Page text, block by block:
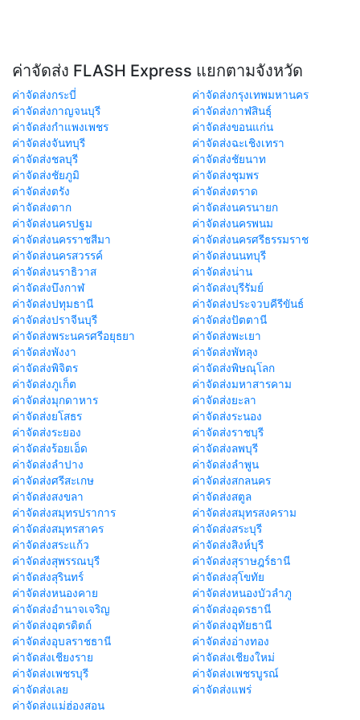
ค่าจัดส่ง FLASH Express แยกตามจังหวัด
ค่าจัดส่งกระบี่
ค่าจัดส่งกรุงเทพมหานคร
ค่าจัดส่งกาญจนบุรี
ค่าจัดส่งกาฬสินธุ์
ค่าจัดส่งกำแพงเพชร
ค่าจัดส่งขอนแก่น
ค่าจัดส่งจันทบุรี
ค่าจัดส่งฉะเชิงเทรา
ค่าจัดส่งชลบุรี
ค่าจัดส่งชัยนาท
ค่าจัดส่งชัยภูมิ
ค่าจัดส่งชุมพร
ค่าจัดส่งตรัง
ค่าจัดส่งตราด
ค่าจัดส่งตาก
ค่าจัดส่งนครนายก
ค่าจัดส่งนครปฐม
ค่าจัดส่งนครพนม
ค่าจัดส่งนครราชสีมา
ค่าจัดส่งนครศรีธรรมราช
ค่าจัดส่งนครสวรรค์
ค่าจัดส่งนนทบุรี
ค่าจัดส่งนราธิวาส
ค่าจัดส่งน่าน
ค่าจัดส่งบึงกาฬ
ค่าจัดส่งบุรีรัมย์
ค่าจัดส่งปทุมธานี
ค่าจัดส่งประจวบคีรีขันธ์
ค่าจัดส่งปราจีนบุรี
ค่าจัดส่งปัตตานี
ค่าจัดส่งพระนครศรีอยุธยา
ค่าจัดส่งพะเยา
ค่าจัดส่งพังงา
ค่าจัดส่งพัทลุง
ค่าจัดส่งพิจิตร
ค่าจัดส่งพิษณุโลก
ค่าจัดส่งภูเก็ต
ค่าจัดส่งมหาสารคาม
ค่าจัดส่งมุกดาหาร
ค่าจัดส่งยะลา
ค่าจัดส่งยโสธร
ค่าจัดส่งระนอง
ค่าจัดส่งระยอง
ค่าจัดส่งราชบุรี
ค่าจัดส่งร้อยเอ็ด
ค่าจัดส่งลพบุรี
ค่าจัดส่งลำปาง
ค่าจัดส่งลำพูน
ค่าจัดส่งศรีสะเกษ
ค่าจัดส่งสกลนคร
ค่าจัดส่งสงขลา
ค่าจัดส่งสตูล
ค่าจัดส่งสมุทรปราการ
ค่าจัดส่งสมุทรสงคราม
ค่าจัดส่งสมุทรสาคร
ค่าจัดส่งสระบุรี
ค่าจัดส่งสระแก้ว
ค่าจัดส่งสิงห์บุรี
ค่าจัดส่งสุพรรณบุรี
ค่าจัดส่งสุราษฎร์ธานี
ค่าจัดส่งสุรินทร์
ค่าจัดส่งสุโขทัย
ค่าจัดส่งหนองคาย
ค่าจัดส่งหนองบัวลำภู
ค่าจัดส่งอำนาจเจริญ
ค่าจัดส่งอุดรธานี
ค่าจัดส่งอุตรดิตถ์
ค่าจัดส่งอุทัยธานี
ค่าจัดส่งอุบลราชธานี
ค่าจัดส่งอ่างทอง
ค่าจัดส่งเชียงราย
ค่าจัดส่งเชียงใหม่
ค่าจัดส่งเพชรบุรี
ค่าจัดส่งเพชรบูรณ์
ค่าจัดส่งเลย
ค่าจัดส่งแพร่
ค่าจัดส่งแม่ฮ่องสอน